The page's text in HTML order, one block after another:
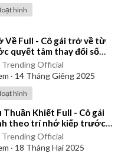
hình
Về Full - Cô gái trở về từ
quyết tâm thay đổi số
Official
· 14 Tháng Giêng 2025
hình
Thuần Khiết Full - Cô gái
theo trí nhớ kiếp trước
mối tình 7 năm
Official
· 18 Tháng Hai 2025